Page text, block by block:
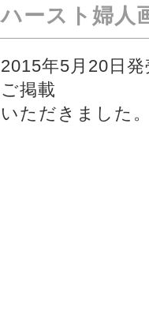
ハースト婦人
2015年5月20日
ご掲載
いただきました